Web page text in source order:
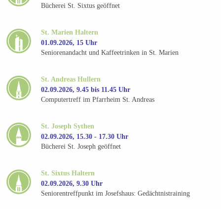
Bücherei St. Sixtus geöffnet
St. Marien Haltern
01.09.2026, 15 Uhr
Seniorenandacht und Kaffeetrinken in St. Marien
St. Andreas Hullern
02.09.2026, 9.45 bis 11.45 Uhr
Computertreff im Pfarrheim St. Andreas
St. Joseph Sythen
02.09.2026, 15.30 - 17.30 Uhr
Bücherei St. Joseph geöffnet
St. Sixtus Haltern
02.09.2026, 9.30 Uhr
Seniorentreffpunkt im Josefshaus: Gedächtnistraining